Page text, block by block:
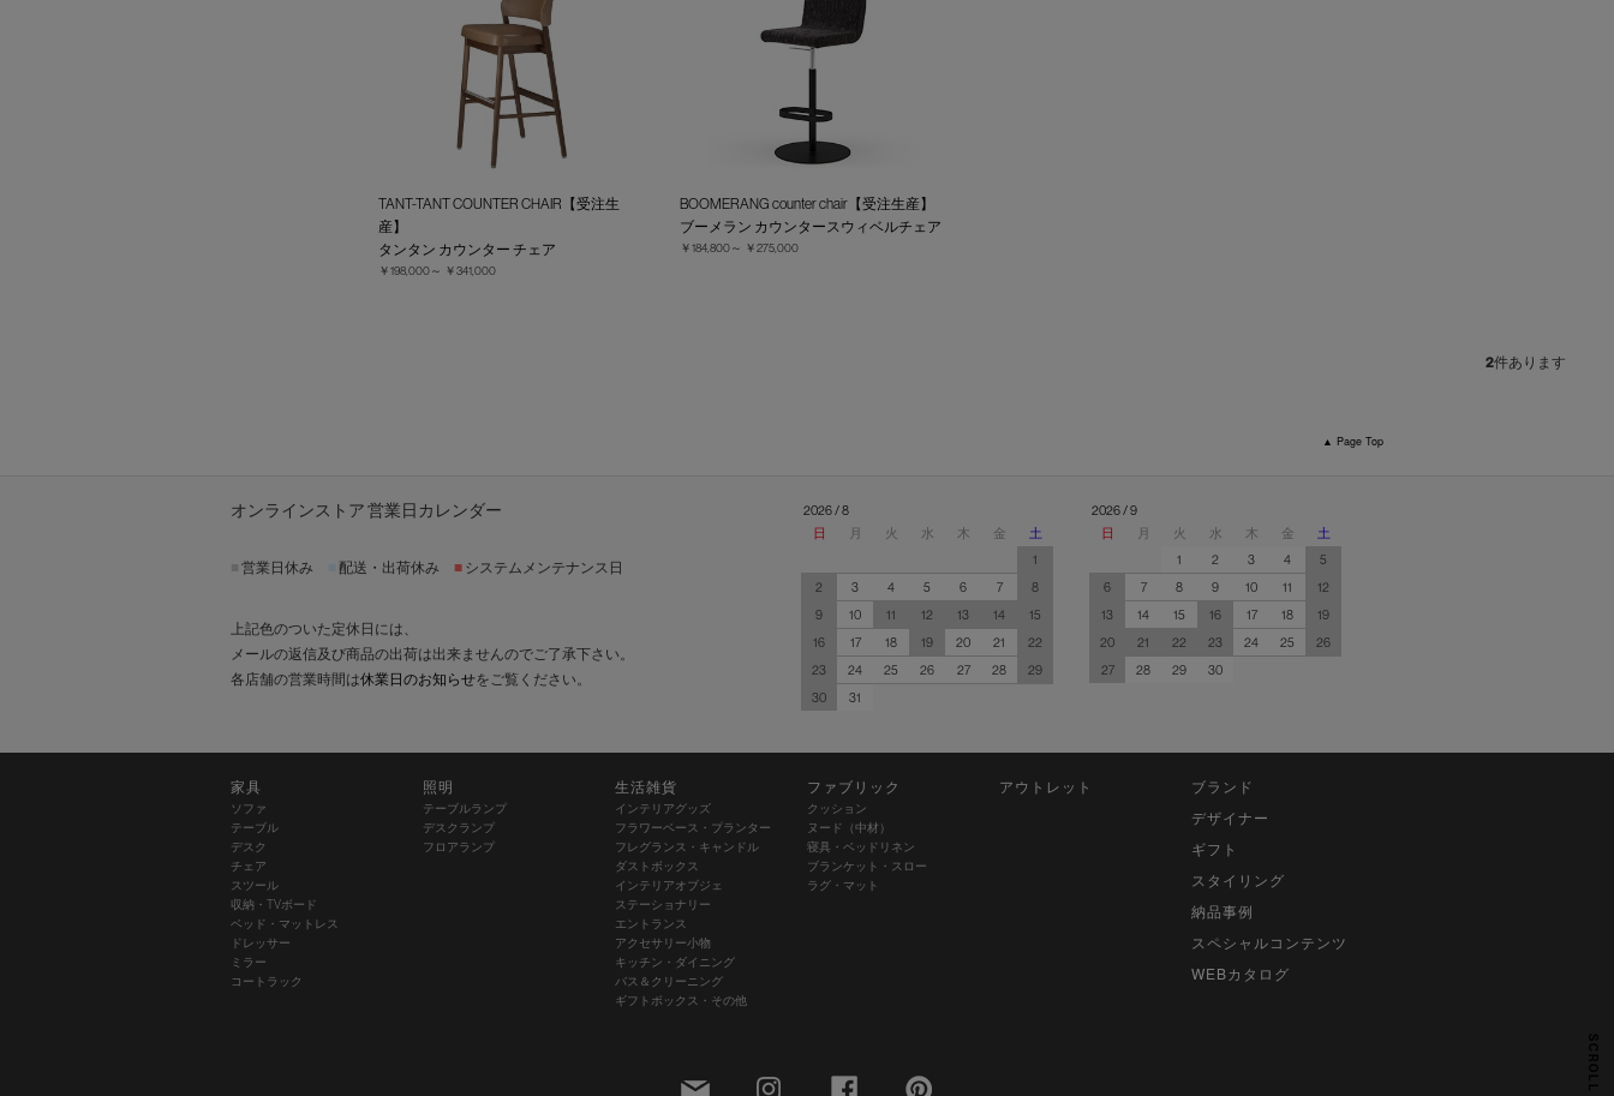
SCROLL
TANT-TANT COUNTER CHAIR【受注生
産】
タンタン カウンター チェア
￥198,000～ ￥341,000
BOOMERANG counter chair【受注生産】
ブーメラン カウンタースウィベルチェア
￥184,800～ ￥275,000
2件あります
▲ Page Top
オンラインストア 営業日カレンダー
営業日休み 配送・出荷休み ■ システムメンテナンス日
上記色のついた定休日には、
メールの返信及び商品の出荷は出来ませんのでご了承下さい。
各店舗の営業時間は休業日のお知らせをご覧ください。
2026 / 8
日
月 火 水 木 金
土
1
2
3 4 5 6 7
8
9
10 11 12 13 14
15
16
17 18 19 20 21
22
23
24 25 26 27 28
29
30
31
2026 / 9
日
月 火 水 木 金
土
1
2 3 4
5
6
7 8 9 10 11
12
13
14 15 16 17 18
19
20
21 22 23 24 25
26
27
28 29 30
家具
ソファ
テーブル
デスク
チェア
スツール
収納・TVボード
ベッド・マットレス
ドレッサー
ミラー
コートラック
照明
テーブルランプ
デスクランプ
フロアランプ
生活雑貨
インテリアグッズ
フラワーベース・プランター
フレグランス・キャンドル
ダストボックス
インテリアオブジェ
ステーショナリー
エントランス
アクセサリー小物
キッチン・ダイニング
バス＆クリーニング
ギフトボックス・その他
ファブリック
クッション
ヌード（中材）
寝具・ベッドリネン
ブランケット・スロー
ラグ・マット
アウトレット
ブランド
デザイナー
ギフト
スタイリング
納品事例
スペシャルコンテンツ
WEBカタログ